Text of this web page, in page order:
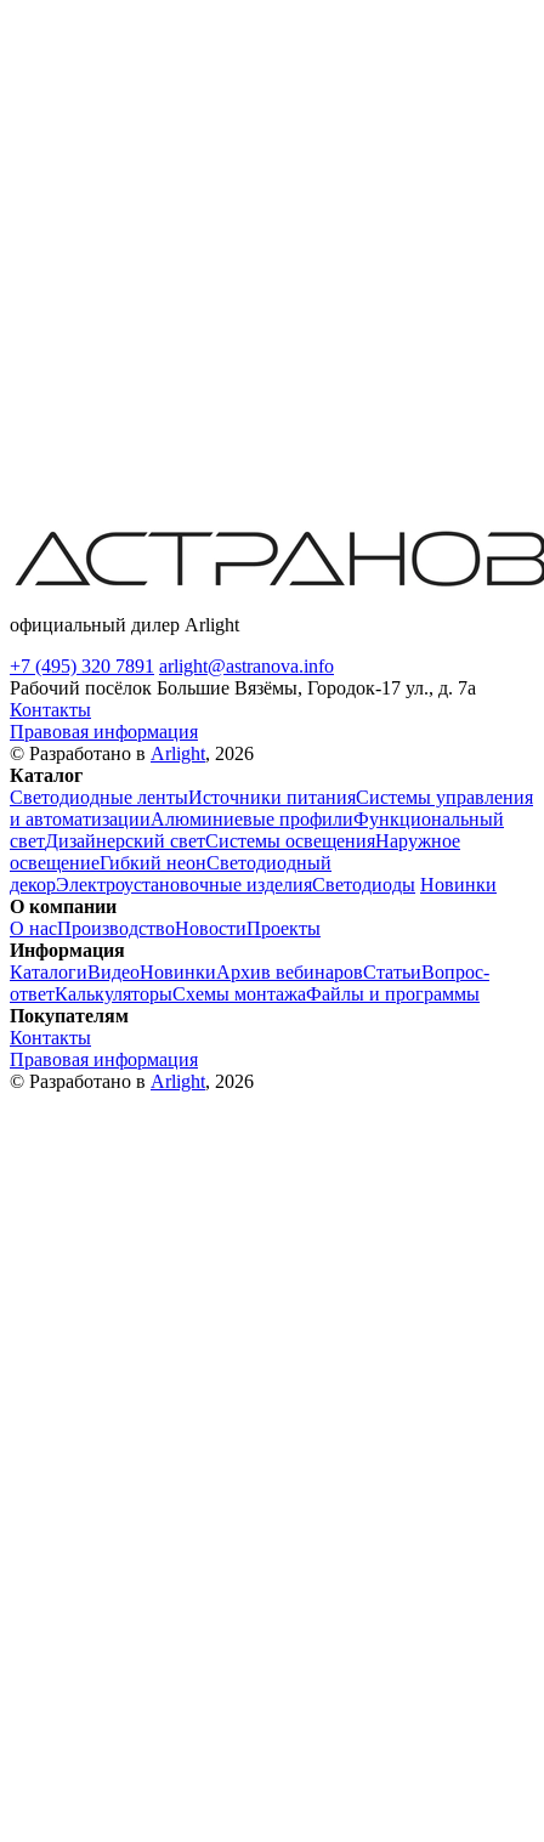
официальный дилер Arlight
+7 (495) 320 7891 arlight@astranova.info
Рабочий посёлок Большие Вязёмы, Городок-17 ул., д. 7а
Контакты
Правовая информация
© Разработано в Arlight, 2026
Каталог
Светодиодные лентыИсточники питанияСистемы управления
и автоматизацииАлюминиевые профилиФункциональный
светДизайнерский светСистемы освещенияНаружное
освещениеГибкий неонСветодиодный
декорЭлектроустановочные изделияСветодиоды Новинки
О компании
О насПроизводствоНовостиПроекты
Информация
КаталогиВидеоНовинкиАрхив вебинаровСтатьиВопрос-
ответКалькуляторыСхемы монтажаФайлы и программы
Покупателям
Контакты
Правовая информация
© Разработано в Arlight, 2026